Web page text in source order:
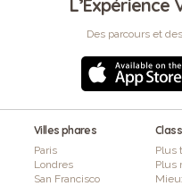
L’Expérience
Des parcours et
Villes phares
Paris
Londres
San Francisco
Plus
Plus